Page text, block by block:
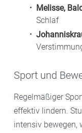
Melisse,
Schlaf
Sport und
Regelmäßiger
effektiv lindern.
intensiv bewegen,